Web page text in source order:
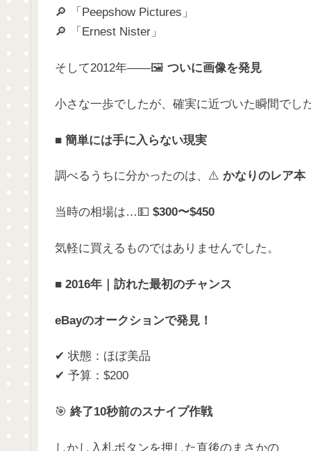
🔎 「Peepshow Pictures」
🔎 「Ernest Nister」
そして2012年――🖼️ ついに画像を発見
小さな一歩でしたが、確実に近づいた瞬間でし
■ 簡単には手に入らない現実
調べるうちに分かったのは、⚠️ かなりのレア本
当時の相場は…💵 $300〜$450
気軽に買えるものではありませんでした。
■ 2016年｜訪れた最初のチャンス
eBayのオークションで発見！
✔ 状態：ほぼ美品
✔ 予算：$200
🎯 終了10秒前のスナイプ作戦
しかし入札ボタンを押した直後のまさかの